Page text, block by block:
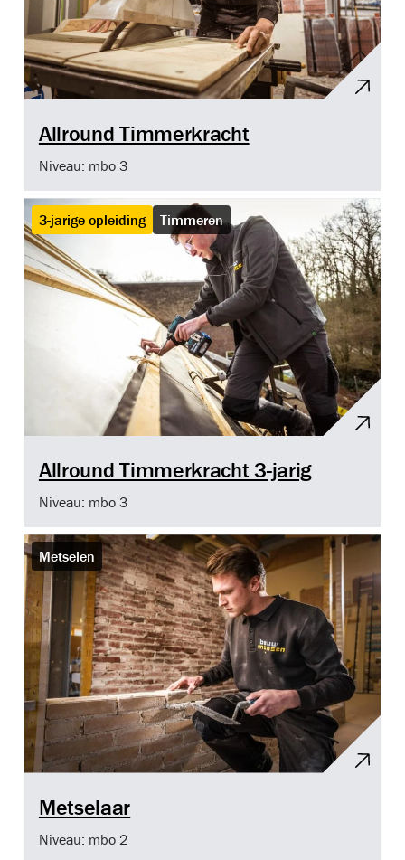
Allround Timmerkracht
Niveau: mbo 3
3-jarige opleiding Timmeren
Allround Timmerkracht 3-jarig
Niveau: mbo 3
Metselen
Metselaar
Niveau: mbo 2